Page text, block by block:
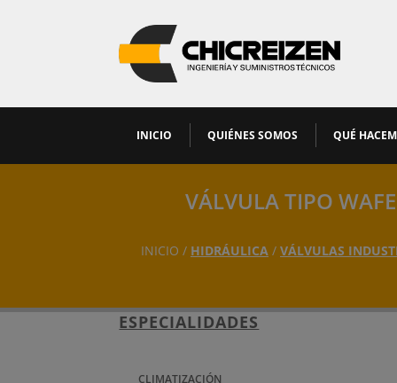
INICIO QUIÉNES SOMOS QUÉ
VÁLVULA TIPO
INICIO / HIDRÁULICA / VÁLVULAS
ESPECIALIDADES
CLIMATIZACIÓN